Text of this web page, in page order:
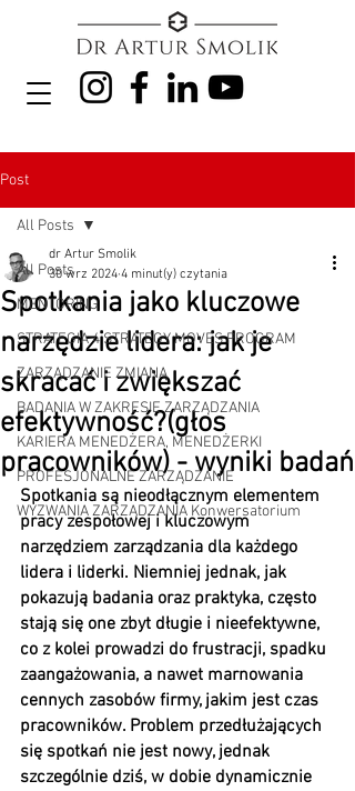
Post
All Posts
MENTORING
STRATEGIA 4 STRATEGY MOVES PROGRAM
ZARZĄDZANIE ZMIANĄ
BADANIA W ZAKRESIE ZARZĄDZANIA
KARIERA MENEDŻERA, MENEDŻERKI
PROFESJONALNE ZARZĄDZANIE
WYZWANIA ZARZĄDZANIA Konwersatorium
All Posts
Spotkania jako kluczowe
narzędzie lidera: jak je
skracać i zwiększać
efektywność?(głos
pracowników) - wyniki badań
dr Artur Smolik
30 wrz 2024 4 minut(y) czytania
Spotkania są nieodłącznym elementem
pracy zespołowej i kluczowym
narzędziem zarządzania dla każdego
lidera i liderki. Niemniej jednak, jak
pokazują badania oraz praktyka, często
stają się one zbyt długie i nieefektywne,
co z kolei prowadzi do frustracji, spadku
zaangażowania, a nawet marnowania
cennych zasobów firmy, jakim jest czas
pracowników. Problem przedłużających
się spotkań nie jest nowy, jednak
szczególnie dziś, w dobie dynamicznie